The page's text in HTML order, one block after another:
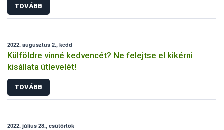
TOVÁBB
2022. augusztus 2., kedd
Külföldre vinné kedvencét? Ne felejtse el kikérni
kisállata útlevelét!
TOVÁBB
2022. július 28., csütörtök